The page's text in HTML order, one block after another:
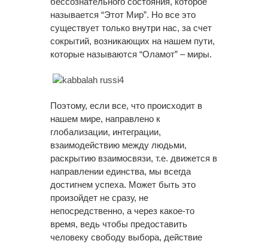
называется “Этот Мир”. Но все это
существует только внутри нас, за счет
сокрытий, возникающих на нашем пути,
которые называются “Оламот” – миры.
Поэтому, если все, что происходит в
нашем мире, направлено к
глобализации, интеграции,
взаимодействию между людьми,
раскрытию взаимосвязи, т.е. движется в
направлении единства, мы всегда
достигнем успеха. Может быть это
произойдет не сразу, не
непосредственно, а через какое-то
время, ведь чтобы предоставить
человеку свободу выбора, действие